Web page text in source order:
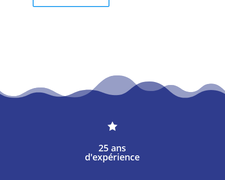

25 ans
d'expérience